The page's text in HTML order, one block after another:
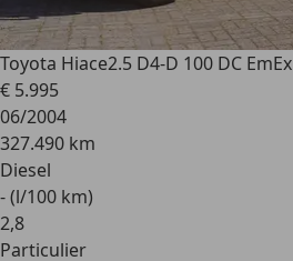
Toyota Hiace2.5 D4-D 100 DC EmEx
€ 5.995
06/2004
327.490 km
Diesel
- (l/100 km)
2,8
Particulier